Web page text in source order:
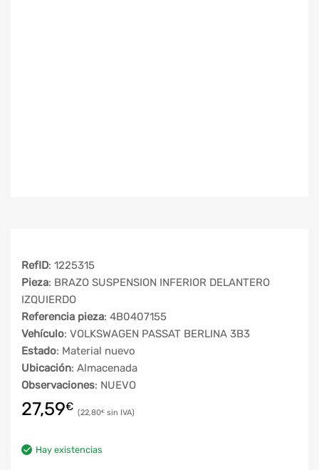
RefID: 1225315
Pieza: BRAZO SUSPENSION INFERIOR DELANTERO
IZQUIERDO
Referencia pieza: 4B0407155
Vehículo: VOLKSWAGEN PASSAT BERLINA 3B3
Estado: Material nuevo
Ubicación: Almacenada
Observaciones: NUEVO
27,59€ 22,80€
Hay existencias